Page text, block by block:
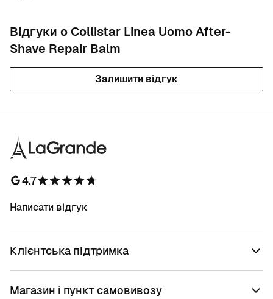
Відгуки о Collistar Linea Uomo After-
Shave Repair Balm
Залишити відгук
4.7
Написати відгук
Клієнтська підтримка
Магазин і пункт самовивозу